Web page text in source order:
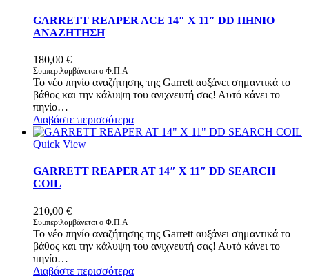
GARRETT REAPER ACE 14″ X 11″ DD ΠΗΝΙΟ
ΑΝΑΖΗΤΗΣΗ
180,00 €
Συμπεριλαμβάνεται ο Φ.Π.Α
Το νέο πηνίο αναζήτησης της Garrett αυξάνει σημαντικά το
βάθος και την κάλυψη του ανιχνευτή σας! Αυτό κάνει το
πηνίο…
Διαβάστε περισσότερα
Quick View
GARRETT REAPER AT 14″ X 11″ DD SEARCH
COIL
210,00 €
Συμπεριλαμβάνεται ο Φ.Π.Α
Το νέο πηνίο αναζήτησης της Garrett αυξάνει σημαντικά το
βάθος και την κάλυψη του ανιχνευτή σας! Αυτό κάνει το
πηνίο…
Διαβάστε περισσότερα